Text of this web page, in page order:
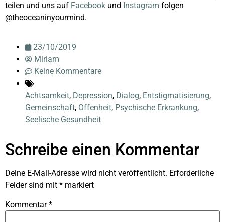
teilen und uns auf Facebook und Instagram folgen
@theoceaninyourmind.
23/10/2019
Miriam
Keine Kommentare
Achtsamkeit, Depression, Dialog, Entstigmatisierung,
Gemeinschaft, Offenheit, Psychische Erkrankung,
Seelische Gesundheit
Schreibe einen Kommentar
Deine E-Mail-Adresse wird nicht veröffentlicht. Erforderliche
Felder sind mit * markiert
Kommentar*